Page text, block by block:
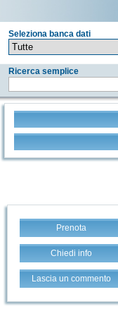
Seleziona banca dati
Ricerca semplice
Prenota
Chiedi info
Lascia un commento